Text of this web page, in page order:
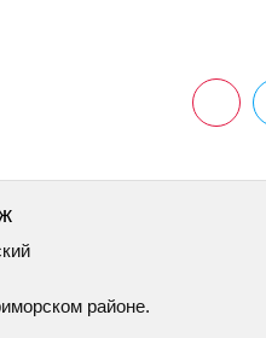
районе.